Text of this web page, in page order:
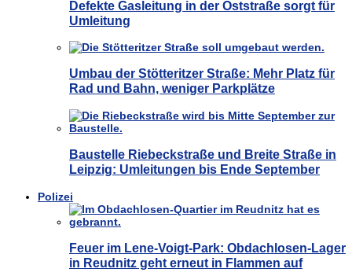
Defekte Gasleitung in der Oststraße sorgt für
Umleitung
Umbau der Stötteritzer Straße: Mehr Platz für
Rad und Bahn, weniger Parkplätze
Baustelle Riebeckstraße und Breite Straße in
Leipzig: Umleitungen bis Ende September
Polizei
Feuer im Lene-Voigt-Park: Obdachlosen-Lager
in Reudnitz geht erneut in Flammen auf